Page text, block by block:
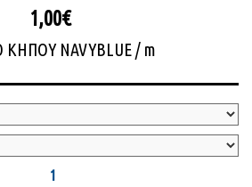
1,00€
ΚΗΠΟΥ NAVYBLUE / m
1